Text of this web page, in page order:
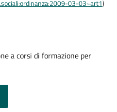
03-03~art1)
a corsi di formazione per